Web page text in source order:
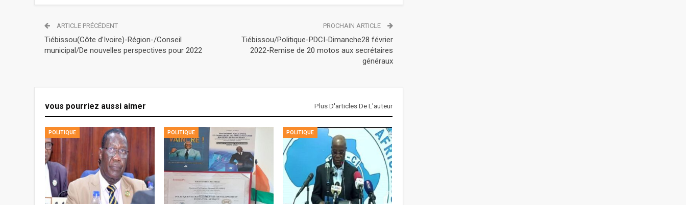
ARTICLE PRÉCÉDENT
Tiébissou(Côte d’Ivoire)-Région-/Conseil
municipal/De nouvelles perspectives pour 2022
PROCHAIN ARTICLE
Tiébissou/Politique-PDCI-Dimanche28 février
2022-Remise de 20 motos aux secrétaires
généraux
vous pourriez aussi aimer Plus D'articles De L'auteur
POLITIQUE POLITIQUE POLITIQUE